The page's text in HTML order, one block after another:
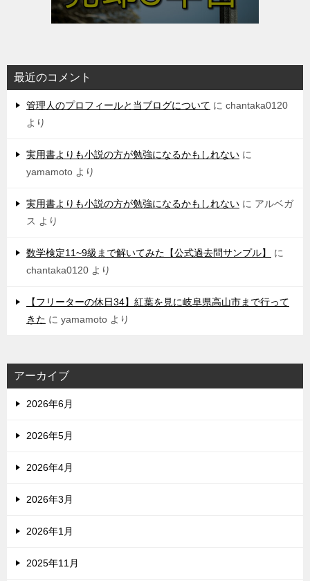
最近のコメント
管理人のプロフィールと当ブログについて に chantaka0120
より
実用書よりも小説の方が勉強になるかもしれない に
yamamoto より
実用書よりも小説の方が勉強になるかもしれない に アルベガ
ス より
数学検定11~9級まで解いてみた【公式過去問サンプル】
に
chantaka0120 より
【フリーターの休日34】紅葉を見に岐阜県高山市まで行って
きた に yamamoto より
アーカイブ
2026年6月
2026年5月
2026年4月
2026年3月
2026年1月
2025年11月